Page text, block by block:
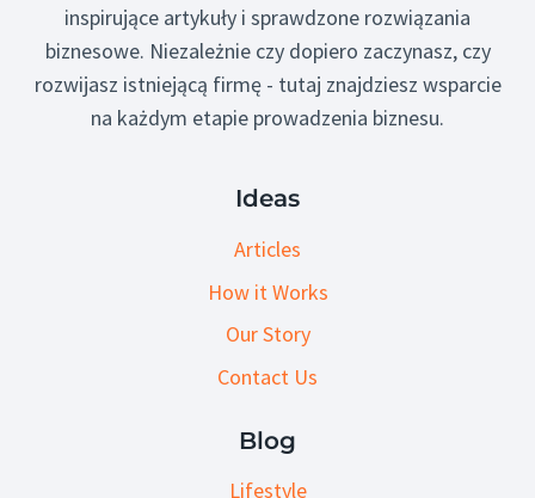
inspirujące artykuły i sprawdzone rozwiązania
biznesowe. Niezależnie czy dopiero zaczynasz, czy
rozwijasz istniejącą firmę - tutaj znajdziesz wsparcie
na każdym etapie prowadzenia biznesu.
Ideas
Articles
How it Works
Our Story
Contact Us
Blog
Lifestyle